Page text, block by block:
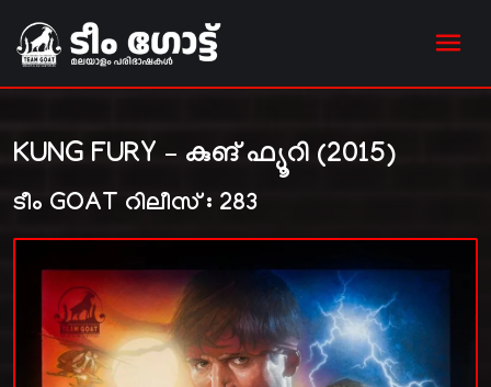
KUNG FURY – കുങ് ഫ്യൂറി (2015)
ടീം GOAT റിലീസ് : 283